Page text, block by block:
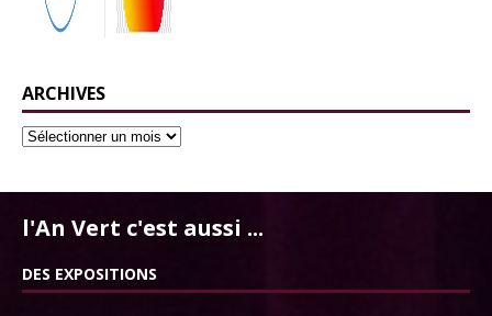
ARCHIVES
l'An Vert c'est aussi ...
DES EXPOSITIONS